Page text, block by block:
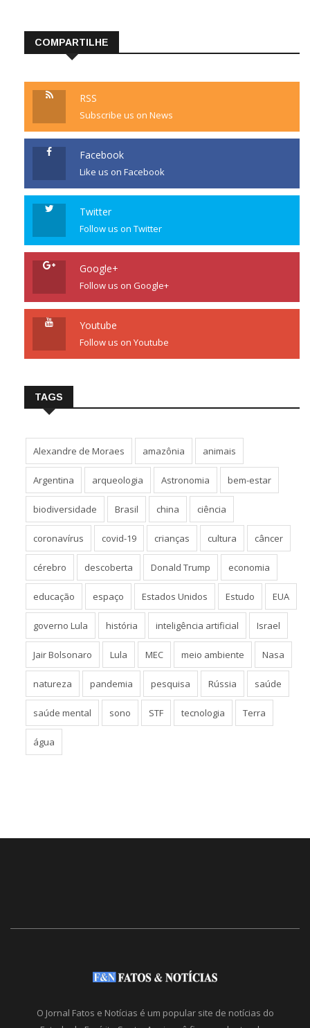
COMPARTILHE
RSS
Subscribe us on News
Facebook
Like us on Facebook
Twitter
Follow us on Twitter
Google+
Follow us on Google+
Youtube
Follow us on Youtube
TAGS
Alexandre de Moraes amazônia animais
Argentina arqueologia Astronomia bem-estar
biodiversidade Brasil china ciência
coronavírus covid-19 crianças cultura câncer
cérebro descoberta Donald Trump economia
educação espaço Estados Unidos Estudo EUA
governo Lula história inteligência artificial Israel
Jair Bolsonaro Lula MEC meio ambiente Nasa
natureza pandemia pesquisa Rússia saúde
saúde mental sono STF tecnologia Terra
água
O Jornal Fatos e Notícias é um popular site de notícias do